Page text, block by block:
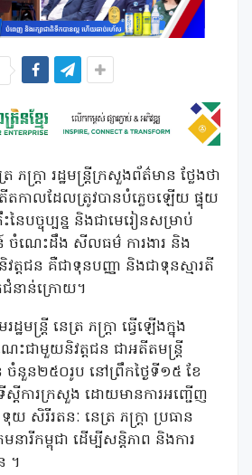
ភក្ត្រា រដ្ឋមន្ត្រីក្រសួងព័ត៌មាន ថ្លែងថា
តកាលដែលត្រូវបានបំភ្លេចឡើយ ផ្ទុយ
ៃបច្ចុប្បន្ន និងជាមេរៀនសម្រាប់
ណេះដឹង សីលធម៌ ការងារ និង
វត្តជន គឺជាទុនបញ្ញា និងជាទុនស្មារតី
ជំនាន់ក្រោយ។
ឋមន្ត្រី នេត្រ ភក្ត្រា ធ្វើឡើងក្នុង
ជាមួយនិវត្តជន ជាអតីតមន្ត្រី
ចំនួន២៥០រូប នៅព្រឹកថ្ងៃទី១៥ ខែ
ស្តីការក្រសួង ដោយមានការអញ្ជើញ
សិរីរតនៈ នេត្រ ភក្ត្រា ប្រធាន
រីកម្ពុជា ដើម្បីសន្តិភាព និងការ
។